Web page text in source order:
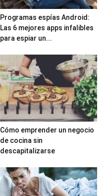
Programas espías Android:
Las 6 mejores apps infalibles
para espiar un...
Cómo emprender un negocio
de cocina sin
descapitalizarse